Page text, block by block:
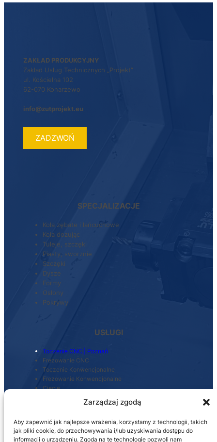
Zarządzaj zgodą
Aby zapewnić jak najlepsze wrażenia, korzystamy z technologii, takich
jak pliki cookie, do przechowywania i/lub uzyskiwania dostępu do
informacji o urządzeniu. Zgoda na te technologie pozwoli nam
ZAKŁAD PRODUKCYJNY
Zakład Usług Technicznych „Projekt”
ul. Kościelna 102
62-070 Konarzewo
info@zutprojekt.eu
ZADZWOŃ
SPECJALIZACJE
Koła zębate i łańcuchowe
Koła dozując
Tuleje, szczęki
Piasty, sworznie
Szczęki
Dysze
Formy
Osłony
Pokrywy
USŁUGI
Toczenie CNC | Poznań
Frezowanie CNC
Toczenie Konwencjonalne
Frezowanie Konwencjonalne
Cięcie
Regeneracja maszyn
Projektowanie komponentów